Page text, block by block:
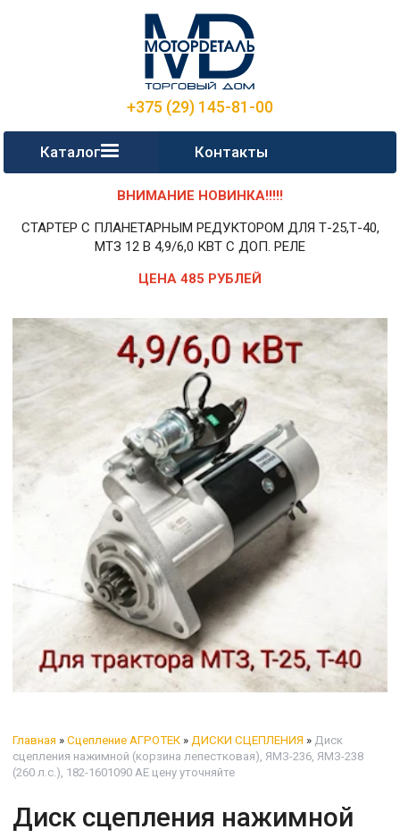
+375 (29) 145-81-00
Каталог Контакты
ВНИМАНИЕ НОВИНКА!!!!!
СТАРТЕР С ПЛАНЕТАРНЫМ РЕДУКТОРОМ ДЛЯ Т-25,Т-40,
МТЗ 12 В 4,9/6,0 КВТ С ДОП. РЕЛЕ
ЦЕНА 485 РУБЛЕЙ
Главная » Сцепление АГРОТЕК » ДИСКИ СЦЕПЛЕНИЯ » Диск
сцепления нажимной (корзина лепестковая), ЯМЗ-236, ЯМЗ-238
(260 л.с.), 182-1601090 АЕ цену уточняйте
Диск сцепления нажимной